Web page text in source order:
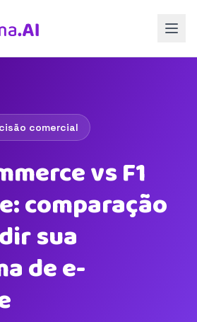
comercial
vs F1
comparação
sua
de e-